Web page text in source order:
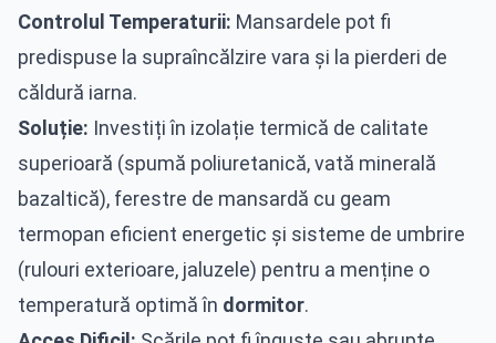
Controlul Temperaturii: Mansardele pot fi
predispuse la supraîncălzire vara și la pierderi de
căldură iarna.
Soluție: Investiți în izolație termică de calitate
superioară (spumă poliuretanică, vată minerală
bazaltică), ferestre de mansardă cu geam
termopan eficient energetic și sisteme de umbrire
(rulouri exterioare, jaluzele) pentru a menține o
temperatură optimă în dormitor.